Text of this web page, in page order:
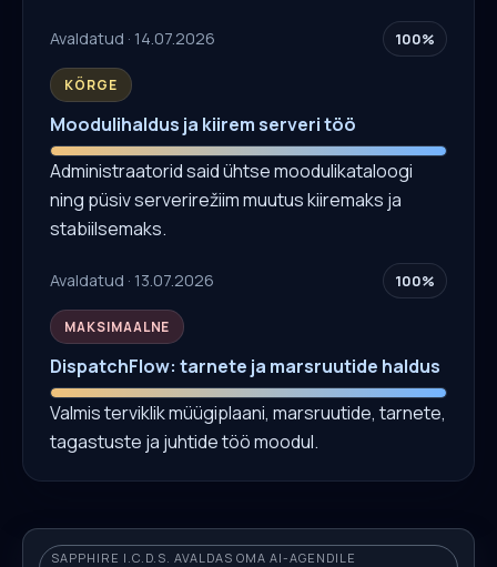
Avaldatud · 14.07.2026 100%
KÕRGE
Moodulihaldus ja kiirem serveri töö
Administraatorid said ühtse moodulikataloogi
ning püsiv serverirežiim muutus kiiremaks ja
stabiilsemaks.
Avaldatud · 13.07.2026 100%
MAKSIMAALNE
DispatchFlow: tarnete ja marsruutide haldus
Valmis terviklik müügiplaani, marsruutide, tarnete,
tagastuste ja juhtide töö moodul.
SAPPHIRE I.C.D.S. AVALDAS OMA AI-AGENDILE